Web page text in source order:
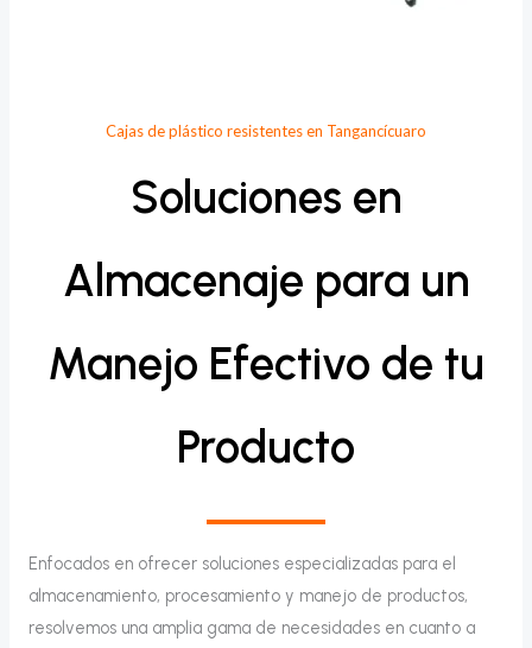
Cajas de plástico resistentes en Tangancícuaro
Soluciones en
Almacenaje para un
Manejo Efectivo de tu
Producto
Enfocados en ofrecer soluciones especializadas para el
almacenamiento, procesamiento y manejo de productos,
resolvemos una amplia gama de necesidades en cuanto a